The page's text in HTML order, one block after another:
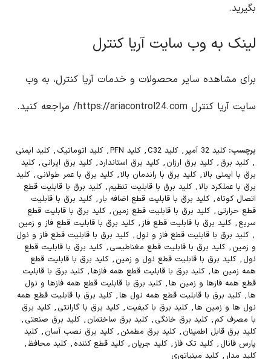
بگیرید.
لینک به وب سایت آریا کنترل
برای مشاهده سایر محصولات و خدمات آریا کنترل، به وب
سایت آریا کنترل https://ariacontrol24.com/ مراجعه کنید.
برچسب: کلید 32 آمپر , کلید C32 , کلید PFN , کلید اتوماتیک , کلید ایمنی
, کلید برق , کلید برق ارزان , کلید برق استاندارد, کلید برق ایرانی , کلید
برق با ایمنی بالا, کلید برق با راندمان بالا, کلید برق با عمر طولانی , کلید
برق با عملکرد بالا, کلید برق با قابلیت تنظیم , کلید برق با قابلیت قطع
اتصال کوتاه , کلید برق با قابلیت قطع اضافه بار , کلید برق با قابلیت
قطع حرارتی , کلید برق با قابلیت قطع زمین , کلید برق با قابلیت قطع
سریع , کلید برق با قابلیت قطع فاز , کلید برق با قابلیت قطع فاز و زمین
, کلید برق با قابلیت قطع فاز و نول , کلید برق با قابلیت قطع فاز و نول
و زمین , کلید برق با قابلیت قطع مغناطیسی , کلید برق با قابلیت قطع
نول , کلید برق با قابلیت قطع نول و زمین , کلید برق با قابلیت قطع
همه زمین ها , کلید برق با قابلیت قطع همه فازها , کلید برق با قابلیت
قطع همه فازها و زمین ها , کلید برق با قابلیت قطع همه فازها و نول
ها , کلید برق با قابلیت قطع همه نول ها , کلید برق با قابلیت قطع همه
نول ها و زمین ها , کلید برق با کیفیت , کلید برق با گارانتی , کلید برق
با مصرف کم , کلید برق خانگی , کلید برق ساختمان , کلید برق صنعتی ,
کلید برق قابل اطمینان , کلید برق مطمئن , کلید برق نصب آسان , کلید
پارس فانال , کلید تک فاز , کلید جریان , کلید قطع کننده , کلید محافظ,
کلید مدار , کلید مینیاتوری